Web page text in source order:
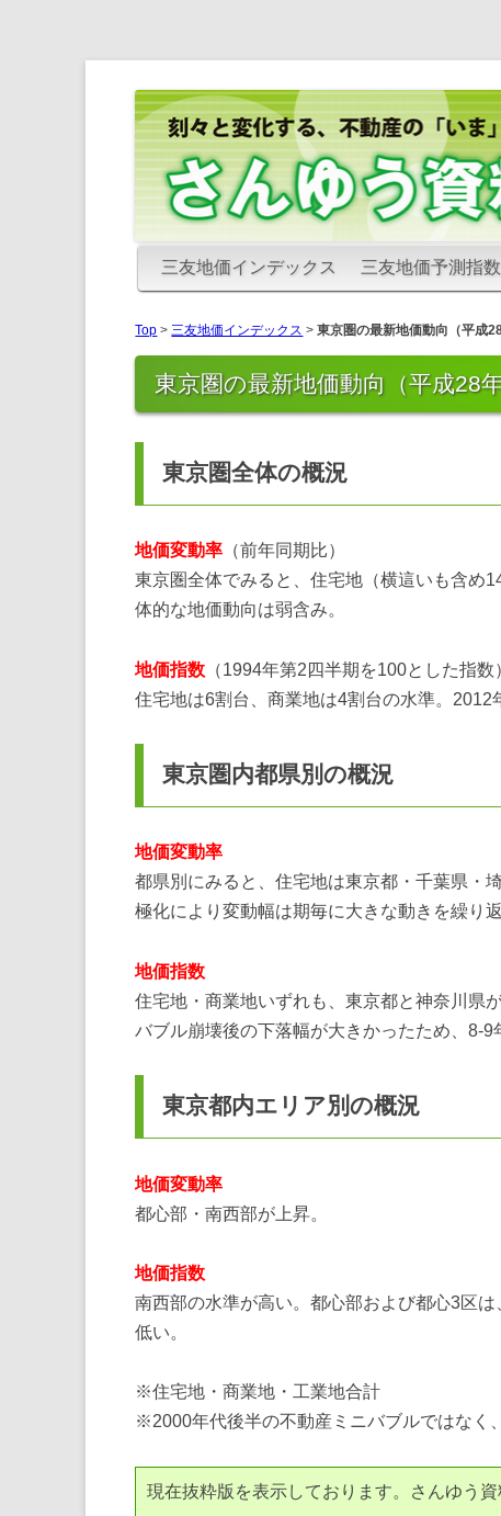
さんゆう資料室
三友地価インデックス 三友地価予測指数
Top >三友地価インデックス >東京圏の最新地価動向（平成
東京圏の最新地価動向（平成28
東京圏全体の概況
地価変動率 （前年同期比）
東京圏全体でみると、住宅地（横這いも含め
体的な地価動向は弱含み。
地価指数 （1994年第2四半期を100とした指数
住宅地は6割台、商業地は4割台の水準。2012
東京圏内都県別の概況
地価変動率
都県別にみると、住宅地は東京都・千葉県・
極化により変動幅は期毎に大きな動きを繰り返
地価指数
住宅地・商業地いずれも、東京都と神奈川県
バブル崩壊後の下落幅が大きかったため、8-9
東京都内エリア別の概況
地価変動率
都心部・南西部が上昇。
地価指数
南西部の水準が高い。都心部および都心3区
低い。
※住宅地・商業地・工業地合計
※2000年代後半の不動産ミニバブルではなく
現在抜粋版を表示しております。さんゆう